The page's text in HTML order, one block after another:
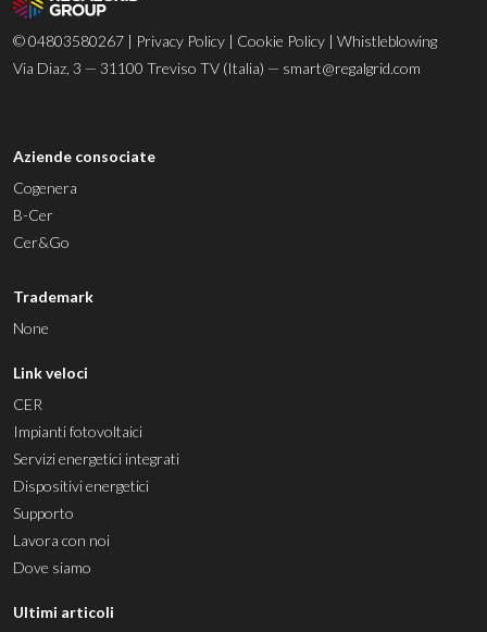
© 04803580267 | Privacy Policy | Cookie Policy | Whistleblowing
Via Diaz, 3 — 31100 Treviso TV (Italia) — smart@regalgrid.com
Aziende consociate
Cogenera
B-Cer
Cer&Go
Trademark
None
Link veloci
CER
Impianti fotovoltaici
Servizi energetici integrati
Dispositivi energetici
Supporto
Lavora con noi
Dove siamo
Ultimi articoli